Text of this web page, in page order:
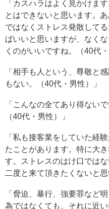
「カスハラはよく見かけま
とはできないと思います。
ではなくストレス発散して
ばいいと思いますが、なく
くのがいいですね。（40代・
「相手も人という、尊敬と
もない。（40代・男性）」
「こんなの全てあり得ない
（40代・男性）」
「私も接客業をしていた経
たことがあります。特に大
す。ストレスのはけ口では
二度と来て頂きたくないと
「脅迫、暴行、強要罪など
為ではなくても、それに近